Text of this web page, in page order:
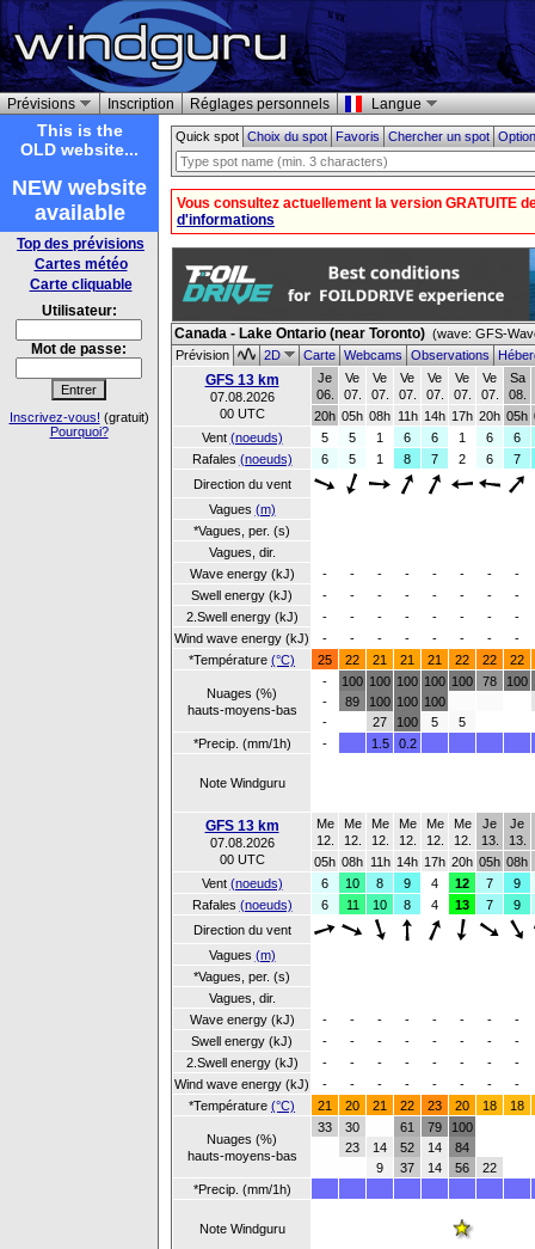
Prévisions Inscription Réglages personnels Langue
This is the
OLD website...
NEW website
available
Top des prévisions
Cartes météo
Carte cliquable
Utilisateur:
Mot de passe:
Inscrivez-vous! (gratuit)
Pourquoi?
Quick spot Choix du spotFavorisChercher un spot
Vous consultez actuellement la version GRATUITE
d'informations
Canada - Lake Ontario (near Toronto) (wave: GFS-
Prévision
2D CarteWebcamsObservations
GFS 13 km
07.08.2026
00 UTC
Je
06.
Ve
07.
Ve
07.
Ve
07.
Ve
07.
Ve
07.
Ve
07.
Sa
08.
20h 05h 08h 11h 14h 17h 20h 05h
Vent (noeuds) 5 5 1 6 6 1 6
6
Rafales (noeuds) 6 5 1 8 7 2 6
7
Direction du vent
Vagues (m)
*Vagues, per. (s)
Vagues, dir.
Wave energy (kJ)
- - - - - - -
-
Swell energy (kJ)
- - - - - - -
-
2.Swell energy (kJ)
- - - - - - -
-
Wind wave energy (kJ)
- - - - - - -
-
*Température (°C) 25 22 21 21 21 22 22 22
Nuages (%)
hauts-moyens-bas
-
-
-
100
89
100
100
27
100
100
100
100
100
5
100
5
78 100
*Precip. (mm/1h) - 1.5 0.2
Note Windguru
GFS 13 km
07.08.2026
00 UTC
Me
12.
Me
12.
Me
12.
Me
12.
Me
12.
Me
12.
Je
13.
Je
13.
05h 08h 11h 14h 17h 20h 05h 08h
Vent (noeuds) 6 10 8 9 4 12 7
9
Rafales (noeuds) 6 11 10 8 4 13 7
9
Direction du vent
Vagues (m)
*Vagues, per. (s)
Vagues, dir.
Wave energy (kJ)
- - - - - - -
-
Swell energy (kJ)
- - - - - - -
-
2.Swell energy (kJ)
- - - - - - -
-
Wind wave energy (kJ)
- - - - - - -
-
*Température (°C) 21 20 21 22 23 20 18 18
Nuages (%)
hauts-moyens-bas
33
30
23
14
9
61
52
37
79
14
14
100
84
56
22
*Precip. (mm/1h)
Note Windguru